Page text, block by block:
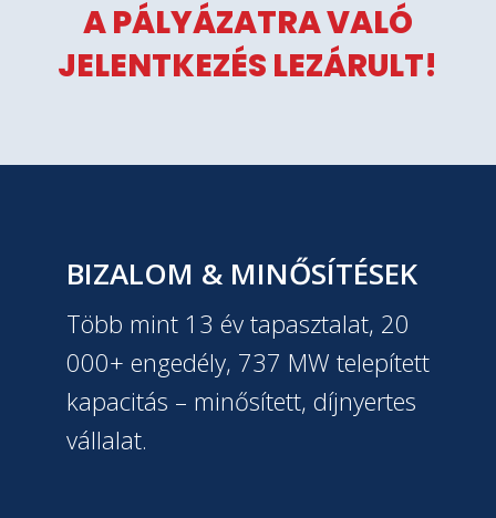
A PÁLYÁZATRA VALÓ
JELENTKEZÉS LEZÁRULT!
BIZALOM & MINŐSÍTÉSEK
Több mint 13 év tapasztalat, 20
000+ engedély, 737 MW telepített
kapacitás – minősített, díjnyertes
vállalat.